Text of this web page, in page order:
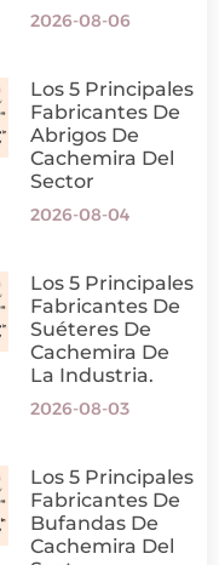
2026-08-06
Los 5 Principales
Fabricantes De
Abrigos De
Cachemira Del
Sector
2026-08-04
Los 5 Principales
Fabricantes De
Suéteres De
Cachemira De
La Industria.
2026-08-03
Los 5 Principales
Fabricantes De
Bufandas De
Cachemira Del